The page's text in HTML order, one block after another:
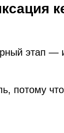
этап —
потому